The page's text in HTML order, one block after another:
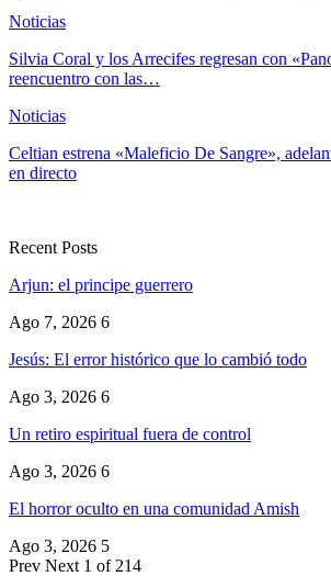
Noticias
Silvia Coral y los Arrecifes regresan con
reencuentro con las…
Noticias
Celtian estrena «Maleficio De Sangre»,
en directo
Recent Posts
Arjun: el principe guerrero
Ago 7, 2026 6
Jesús: El error histórico que lo cambió todo
Ago 3, 2026 6
Un retiro espiritual fuera de control
Ago 3, 2026 6
El horror oculto en una comunidad Amish
Ago 3, 2026 5
Prev Next 1 of 214